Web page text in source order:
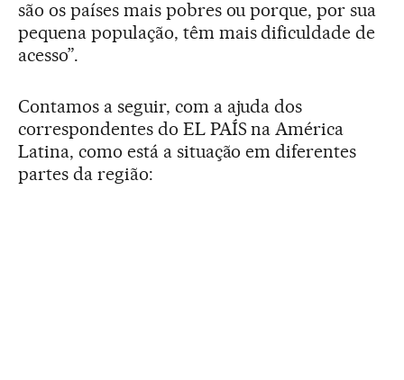
são os países mais pobres ou porque, por sua
pequena população, têm mais dificuldade de
acesso”.
Contamos a seguir, com a ajuda dos
correspondentes do EL PAÍS na América
Latina, como está a situação em diferentes
partes da região: